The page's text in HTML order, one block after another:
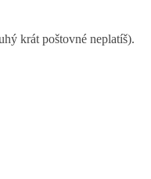
krát poštovné neplatíš).